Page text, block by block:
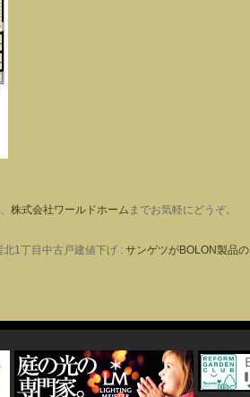
株式会社ワールドホーム までお気軽にどうぞ。
北1丁目中古戸建値下げ : サンゲツがBOLON製品の